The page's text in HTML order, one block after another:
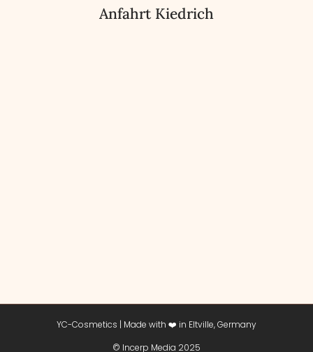
Anfahrt Kiedrich
YC-Cosmetics | Made with ❤️ in Eltville, Germany
© Incerp Media 2025